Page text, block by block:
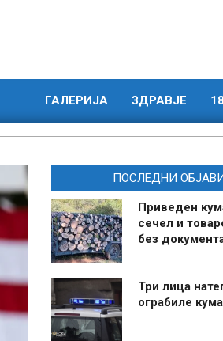
ГАЛЕРИЈА ЗДРАВЈЕ
ПОСЛЕДНИ
Приведен
сечел и
без
Три лица
ограбиле